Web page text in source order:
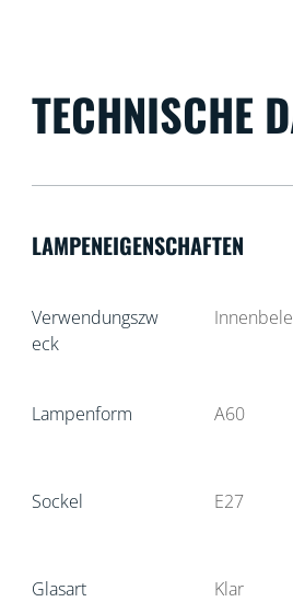
TECHNISCHE
LAMPENEIGENSCHAFTEN
Verwendungszw
eck
Lampenform A60
Sockel E27
Glasart Klar